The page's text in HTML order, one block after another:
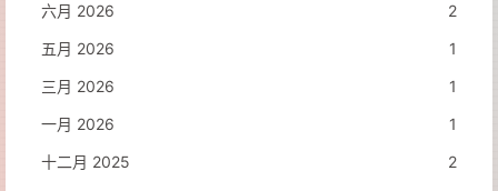
六月 2026
2
五月 2026
1
三月 2026
1
一月 2026
1
十二月 2025
2